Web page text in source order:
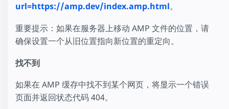
url=https://amp.dev/index.amp.html。
重要提示：如果在服务器上移动 AMP 文件的位置，请
确保设置一个从旧位置指向新位置的重定向。
找不到
如果在 AMP 缓存中找不到某个网页，将显示一个错误
页面并返回状态代码 404。